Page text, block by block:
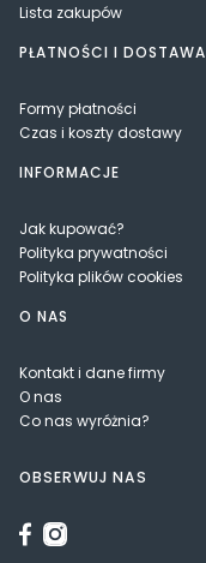
Lista zakupów
PŁATNOŚCI I DOSTAWA
Formy płatności
Czas i koszty dostawy
INFORMACJE
Jak kupować?
Polityka prywatności
Polityka plików cookies
O NAS
Kontakt i dane firmy
O nas
Co nas wyróżnia?
OBSERWUJ NAS